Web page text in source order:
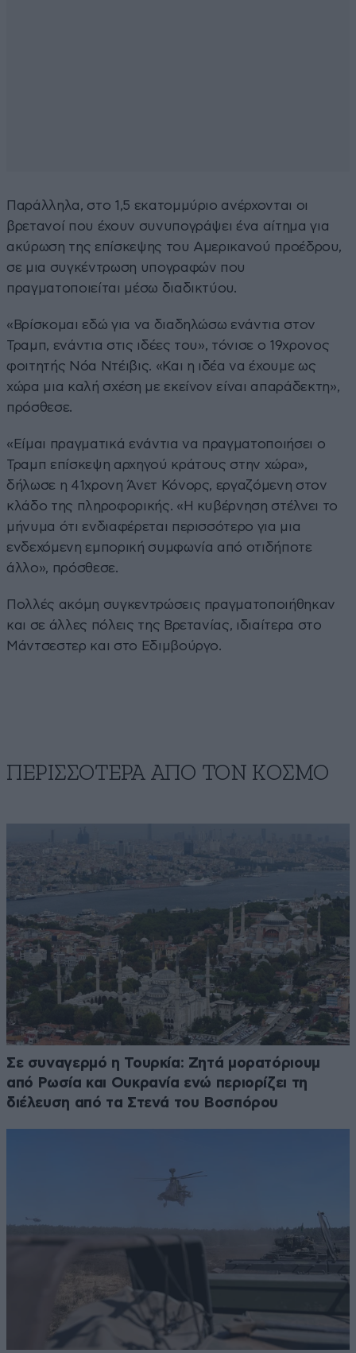
Παράλληλα, στο 1,5 εκατομμύριο ανέρχονται οι
βρετανοί που έχουν συνυπογράψει ένα αίτημα για
ακύρωση της επίσκεψης του Αμερικανού προέδρου,
σε μια συγκέντρωση υπογραφών που
πραγματοποιείται μέσω διαδικτύου.
«Βρίσκομαι εδώ για να διαδηλώσω ενάντια στον
Τραμπ, ενάντια στις ιδέες του», τόνισε ο 19χρονος
φοιτητής Νόα Ντέιβις. «Και η ιδέα να έχουμε ως
χώρα μια καλή σχέση με εκείνον είναι απαράδεκτη»,
πρόσθεσε.
«Είμαι πραγματικά ενάντια να πραγματοποιήσει ο
Τραμπ επίσκεψη αρχηγού κράτους στην χώρα»,
δήλωσε η 41χρονη Άνετ Κόνορς, εργαζόμενη στον
κλάδο της πληροφορικής. «Η κυβέρνηση στέλνει το
μήνυμα ότι ενδιαφέρεται περισσότερο για μια
ενδεχόμενη εμπορική συμφωνία από οτιδήποτε
άλλο», πρόσθεσε.
Πολλές ακόμη συγκεντρώσεις πραγματοποιήθηκαν
και σε άλλες πόλεις της Βρετανίας, ιδιαίτερα στο
Μάντσεστερ και στο Εδιμβούργο.
ΠΕΡΙΣΣΟΤΕΡΑ ΑΠΟ ΤΟΝ ΚΟΣΜΟ
Σε συναγερμό η Τουρκία: Ζητά μορατόριουμ
από Ρωσία και Ουκρανία ενώ περιορίζει τη
διέλευση από τα Στενά του Βοσπόρου